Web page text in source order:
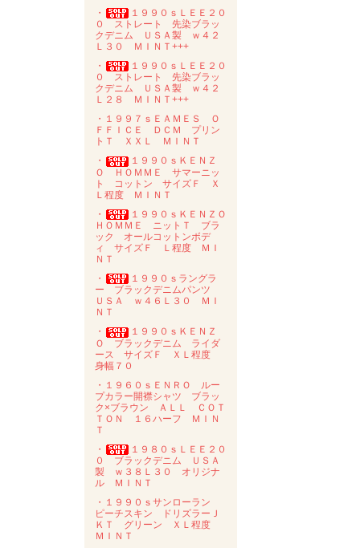
・
１９９０ｓＬＥＥ２０
０ ストレート 先染ブラッ
クデニム ＵＳＡ製 ｗ４２
Ｌ３０ ＭＩＮＴ+++
・
１９９０ｓＬＥＥ２０
０ ストレート 先染ブラッ
クデニム ＵＳＡ製 ｗ４２
Ｌ２８ ＭＩＮＴ+++
・１９９７ｓＥＡＭＥＳ Ｏ
ＦＦＩＣＥ ＤＣＭ プリン
トＴ ＸＸＬ ＭＩＮＴ
・
１９９０ｓＫＥＮＺ
Ｏ ＨＯＭＭＥ サマーニッ
ト コットン サイズＦ Ｘ
Ｌ程度 ＭＩＮＴ
・
１９９０ｓＫＥＮＺＯ
ＨＯＭＭＥ ニットＴ ブラ
ック オールコットンボデ
ィ サイズＦ Ｌ程度 ＭＩ
ＮＴ
・
１９９０ｓラングラ
ー ブラックデニムパンツ
ＵＳＡ ｗ４６Ｌ３０ ＭＩ
ＮＴ
・
１９９０ｓＫＥＮＺ
Ｏ ブラックデニム ライダ
ース サイズＦ ＸＬ程度
身幅７０
・１９６０ｓＥＮＲＯ ルー
プカラー開襟シャツ ブラッ
ク×ブラウン ＡＬＬ ＣＯＴ
ＴＯＮ １６ハーフ ＭＩＮ
Ｔ
・
１９８０ｓＬＥＥ２０
０ ブラックデニム ＵＳＡ
製 ｗ３８Ｌ３０ オリジナ
ル ＭＩＮＴ
・１９９０ｓサンローラン
ピーチスキン ドリズラーＪ
ＫＴ グリーン ＸＬ程度
ＭＩＮＴ